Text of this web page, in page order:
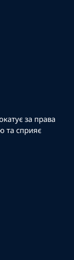
за права
та сприяє